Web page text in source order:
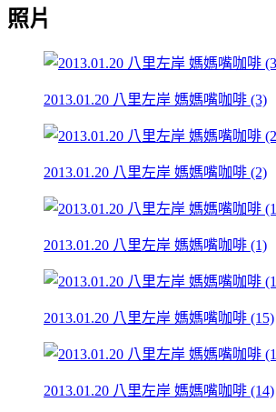
照片
2013.01.20 八里左岸 媽媽嘴咖啡 (3)
2013.01.20 八里左岸 媽媽嘴咖啡 (2)
2013.01.20 八里左岸 媽媽嘴咖啡 (1)
2013.01.20 八里左岸 媽媽嘴咖啡 (15)
2013.01.20 八里左岸 媽媽嘴咖啡 (14)